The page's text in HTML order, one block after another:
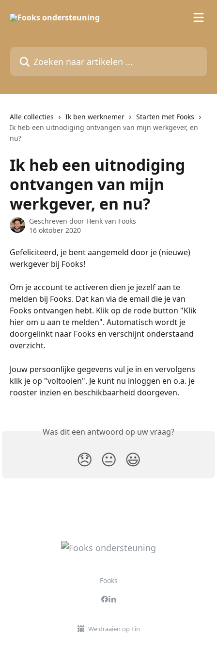
Zoeken naar artikelen ...
Alle collecties Ik ben werknemer
Starten met Fooks
Ik heb een uitnodiging ontvangen van mijn werkgever, en
nu?
Ik heb een uitnodiging
ontvangen van mijn
werkgever, en nu?
Geschreven door Henk van Fooks
16 oktober 2020
Gefeliciteerd, je bent aangemeld door je (nieuwe)
werkgever bij Fooks!
Om je account te activeren dien je jezelf aan te
melden bij Fooks. Dat kan via de email die je van
Fooks ontvangen hebt. Klik op de rode button "Klik
hier om u aan te melden". Automatisch wordt je
doorgelinkt naar Fooks en verschijnt onderstaand
overzicht.
Jouw persoonlijke gegevens vul je in en vervolgens
klik je op "voltooien". Je kunt nu inloggen en o.a. je
rooster inzien en beschikbaarheid doorgeven.
Was dit een antwoord op uw vraag?
😞 😐 😃
Fooks
We draaien op Fin